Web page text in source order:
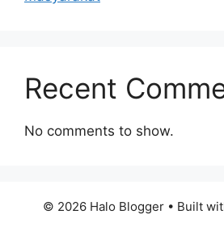
Recent
No comments to show.
© 2026 Halo Blogger• Built